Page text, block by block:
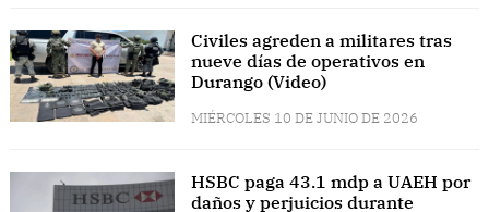
Civiles agreden a militares tras
nueve días de operativos en
Durango (Video)
MIÉRCOLES 10 DE JUNIO DE 2026
HSBC paga 43.1 mdp a UAEH por
daños y perjuicios durante